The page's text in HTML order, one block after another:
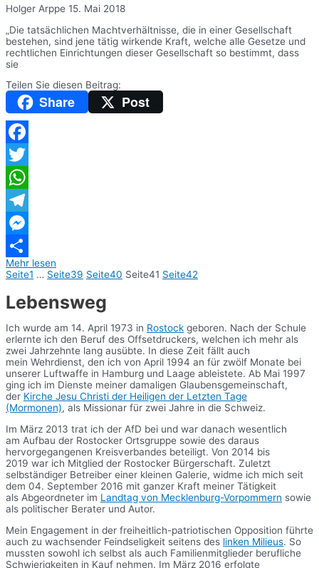
Holger Arppe 15. Mai 2018
„Die tatsächlichen Machtverhältnisse, die in einer Gesellschaft
bestehen, sind jene tätig wirkende Kraft, welche alle Gesetze und
rechtlichen Einrichtungen dieser Gesellschaft so bestimmt, dass
sie
Teilen Sie diesen Beitrag:
Share Post
Facebook
Twitter
WhatsApp
Telegram
Messenger
Teilen
Mehr lesen
Seite1 … Seite39 Seite40 Seite41 Seite42
Lebensweg
Ich wurde am 14. April 1973 in Rostock geboren. Nach der Schule
erlernte ich den Beruf des Offsetdruckers, welchen ich mehr als
zwei Jahrzehnte lang ausübte. In diese Zeit fällt auch
mein Wehrdienst, den ich von April 1994 an für zwölf Monate bei
unserer Luftwaffe in Hamburg und Laage ableistete. Ab Mai 1997
ging ich im Dienste meiner damaligen Glaubensgemeinschaft,
der Kirche Jesu Christi der Heiligen der Letzten Tage
(Mormonen), als Missionar für zwei Jahre in die Schweiz.
Im März 2013 trat ich der AfD bei und war danach wesentlich
am Aufbau der Rostocker Ortsgruppe sowie des daraus
hervorgegangenen Kreisverbandes beteiligt. Von 2014 bis
2019 war ich Mitglied der Rostocker Bürgerschaft. Zuletzt
selbständiger Betreiber einer kleinen Galerie, widme ich mich seit
dem 04. September 2016 mit ganzer Kraft meiner Tätigkeit
als Abgeordneter im Landtag von Mecklenburg-Vorpommern sowie
als politischer Berater und Autor.
Mein Engagement in der freiheitlich-patriotischen Opposition führte
auch zu wachsender Feindseligkeit seitens des linken Milieus. So
mussten sowohl ich selbst als auch Familienmitglieder berufliche
Schwierigkeiten in Kauf nehmen. Im März 2016 erfolgte